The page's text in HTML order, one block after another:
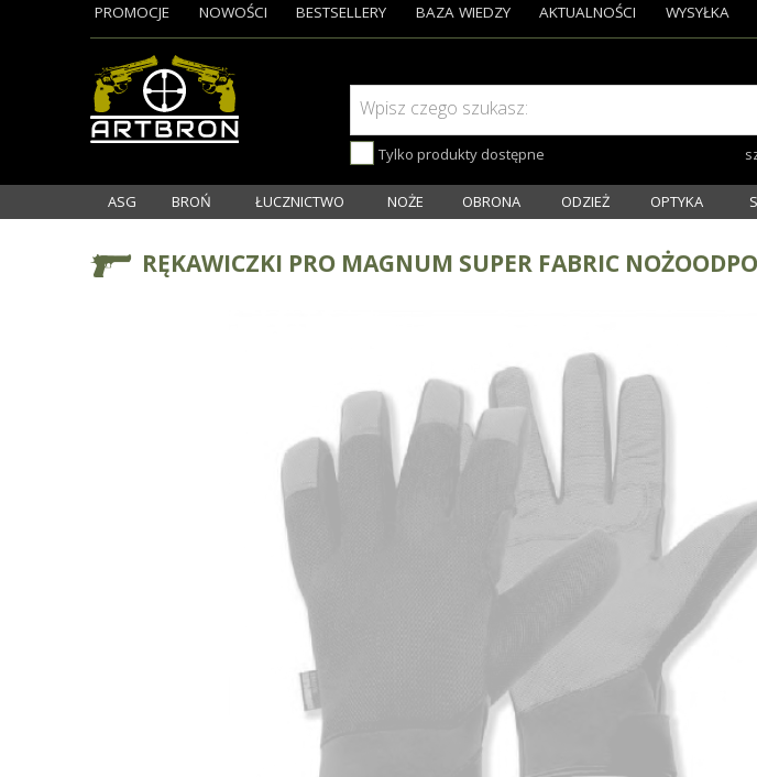
Wpisz czego szukasz:
Tylko produkty dostępne
PROMOCJE NOWOŚCI BESTSELLERY BAZA WIEDZY AKTUALNOŚCI WYSYŁKA
ASG BROŃ ŁUCZNICTWO NOŻE OBRONA ODZIEŻ OPTYKA
RĘKAWICZKI PRO MAGNUM SUPER FABRIC